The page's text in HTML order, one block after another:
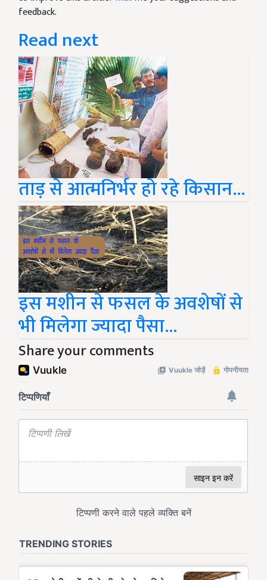
feedback.
Read next
ताड़ से आत्मनिर्भर हो रहे किसान...
इस मशीन से फसल के अवशेषों से
भी मिलेगा ज्यादा पैसा...
Share your comments